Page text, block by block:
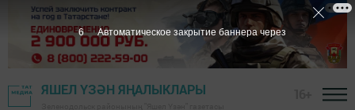
ЯШЕЛ ҮЗӘН ЯҢАЛЫКЛАРЫ
5 Автоматическое закрытие баннера через